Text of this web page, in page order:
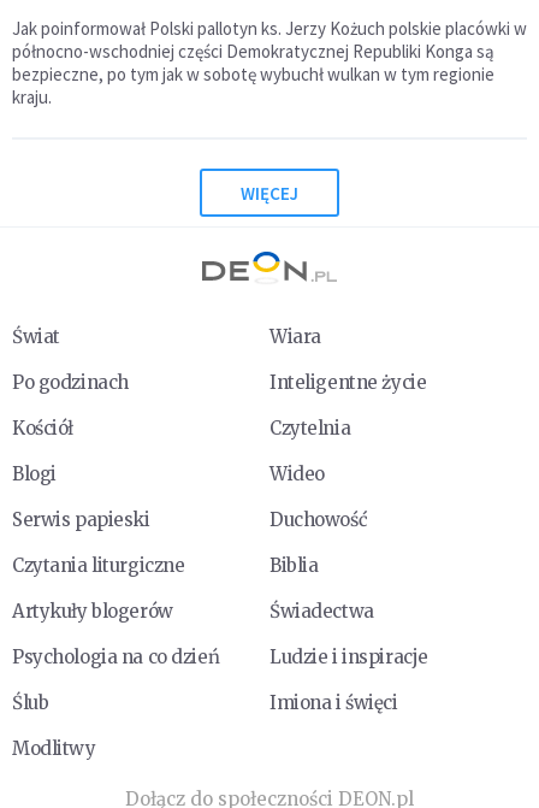
Jak poinformował Polski pallotyn ks. Jerzy Kożuch polskie placówki w
północno-wschodniej części Demokratycznej Republiki Konga są
bezpieczne, po tym jak w sobotę wybuchł wulkan w tym regionie
kraju.
WIĘCEJ
Świat
Wiara
Po godzinach
Inteligentne życie
Kościół
Czytelnia
Blogi
Wideo
Serwis papieski
Duchowość
Czytania liturgiczne
Biblia
Artykuły blogerów
Świadectwa
Psychologia na co dzień
Ludzie i inspiracje
Ślub
Imiona i święci
Modlitwy
Dołącz do społeczności DEON.pl